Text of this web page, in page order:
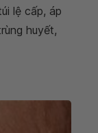
lệ cấp, áp
huyết,